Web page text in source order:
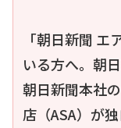
「朝日新聞
いる方へ。朝
朝日新聞本社
店（ASA）が